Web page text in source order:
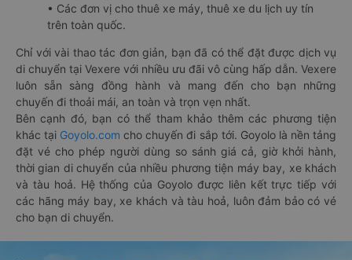
• Các đơn vị cho thuê xe máy, thuê xe du lịch uy tín
trên toàn quốc.
Chỉ với vài thao tác đơn giản, bạn đã có thể đặt được dịch vụ
di chuyển tại Vexere với nhiều ưu đãi vô cùng hấp dẫn. Vexere
luôn sẵn sàng đồng hành và mang đến cho bạn những
chuyến đi thoải mái, an toàn và trọn vẹn nhất.
Bên cạnh đó, bạn có thể tham khảo thêm các phương tiện
khác tại Goyolo.com cho chuyến đi sắp tới. Goyolo là nền tảng
đặt vé cho phép người dùng so sánh giá cả, giờ khởi hành,
thời gian di chuyển của nhiều phương tiện máy bay, xe khách
và tàu hoả. Hệ thống của Goyolo được liên kết trực tiếp với
các hãng máy bay, xe khách và tàu hoả, luôn đảm bảo có vé
cho bạn di chuyển.